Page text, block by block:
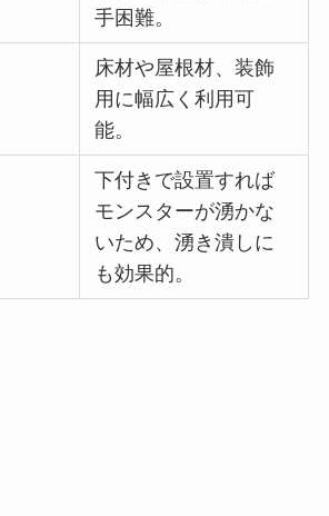
手困難。
床材や屋根材、装飾
用に幅広く利用可
能。
下付きで設置すれば
モンスターが湧かな
いため、湧き潰しに
も効果的。